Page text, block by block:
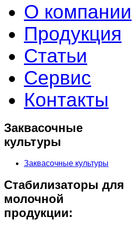
О компании
Продукция
Статьи
Сервис
Контакты
Заквасочные
культуры
Заквасочные культуры
Стабилизаторы для
молочной
продукции: